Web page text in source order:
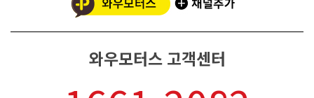
와우모터스 고객센터